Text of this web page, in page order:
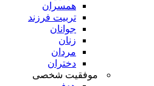
همسران
تربیت فرزند
جوانان
زنان
مردان
دختران
موفقیت شخصی